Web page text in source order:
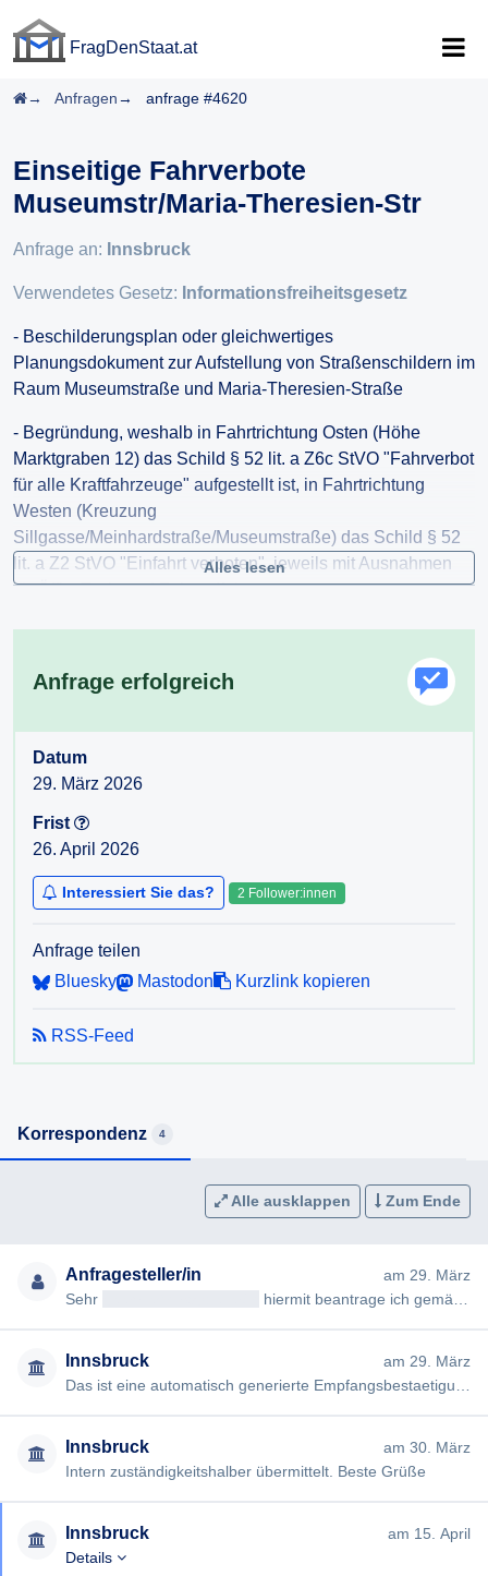
FragDenStaat.at
Startseite
Anfragen anfrage #4620
Einseitige Fahrverbote
Museumstr/Maria-Theresien-Str
Anfrage an: Innsbruck
Verwendetes Gesetz: Informationsfreiheitsgesetz
- Beschilderungsplan oder gleichwertiges
Planungsdokument zur Aufstellung von Straßenschildern im
Raum Museumstraße und Maria-Theresien-Straße
- Begründung, weshalb in Fahrtrichtung Osten (Höhe
Marktgraben 12) das Schild § 52 lit. a Z6c StVO "Fahrverbot
für alle Kraftfahrzeuge" aufgestellt ist, in Fahrtrichtung
Westen (Kreuzung
Sillgasse/Meinhardstraße/Museumstraße) das Schild § 52
lit. a Z2 StVO "Einfahrt verboten", jeweils mit Ausnahmen
für Öffis, Taxis und Fahrradfahrer
- Klarstellung, ob Fahrzeuge des öffentlichen Dienstes iSd
§26a StVO, insbesondere die Rettung außerhalb von
Einsatzfahrten, diese Straße befahren dürfen (da §26a Abs
1a nur das Befahren bei "Einfahrt verboten" regelt, nicht
aber bei "Fahrverbot für alle Kraftfahrzeuge")
Vielen Dank!
Alles lesen
Anfrage erfolgreich
Datum
29. März 2026
Frist
26. April 2026
Interessiert Sie das? 2 Follower:innen
Anfrage teilen
Bluesky
Mastodon Kurzlink kopieren
RSS-Feed
Korrespondenz 4
Alle ausklappen Zum Ende
Anfragesteller/in
am 29. März
Sehr
hiermit beantrage ich gemäß § 7ff Informationsfreiheitsgesetz (IFG) die Erteilung fo…
Innsbruck
am 29. März
Innsbruck
am 30. März
Intern zuständigkeitshalber übermittelt. Beste Grüße
Innsbruck
am 15. April
Details